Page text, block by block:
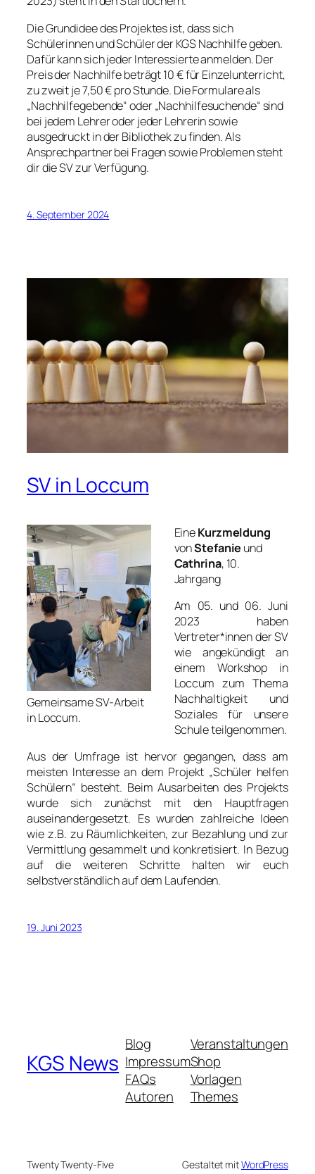
Die Grundidee des Projektes ist, dass sich
Schülerinnen und Schüler der KGS Nachhilfe geben.
Dafür kann sich jeder Interessierte anmelden. Der
Preis der Nachhilfe beträgt 10 € für Einzelunterricht,
zu zweit je 7,50 € pro Stunde. Die Formulare als
„Nachhilfegebende“ oder „Nachhilfesuchende“ sind
bei jedem Lehrer oder jeder Lehrerin sowie
ausgedruckt in der Bibliothek zu finden. Als
Ansprechpartner bei Fragen sowie Problemen steht
dir die SV zur Verfügung.
4. September 2024
SV in Loccum
Gemeinsame SV-Arbeit
in Loccum.
EineKurzmeldung
vonStefanie und
Cathrina, 10.
Jahrgang
Am 05. und 06. Juni
2023 haben
Vertreter*innen der SV
wie angekündigt an
einem Workshop in
Loccum zum Thema
Nachhaltigkeit und
Soziales für unsere
Schule teilgenommen.
Aus der Umfrage ist hervor gegangen, dass am
meisten Interesse an dem Projekt „Schüler helfen
Schülern“ besteht. Beim Ausarbeiten des Projekts
wurde sich zunächst mit den Hauptfragen
auseinandergesetzt. Es wurden zahlreiche Ideen
wie z.B. zu Räumlichkeiten, zur Bezahlung und zur
Vermittlung gesammelt und konkretisiert. In Bezug
auf die weiteren Schritte halten wir euch
selbstverständlich auf dem Laufenden.
19. Juni 2023
KGS News
Blog
Impressum
FAQs
Autoren
Veranstaltungen
Shop
Vorlagen
Themes
Twenty Twenty-Five Gestaltet mitWordPress